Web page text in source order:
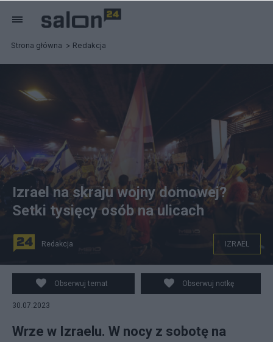
Strona główna Redakcja
Izrael na skraju wojny domowej?
Setki tysięcy osób na ulicach
Redakcja IZRAEL
Obserwuj temat Obserwuj notkę
30.07.2023
Wrze w Izraelu. W nocy z sobotę na